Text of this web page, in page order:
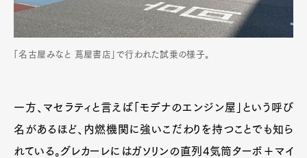
「名古屋みなと 蔦屋書店」で行われた試乗の様子。
一方、マセラティと言えば「モデナのエンジン屋」という呼び
名があるほど、内燃機関に強いこだわりを持つことでも知ら
れている。グレカーレにはガソリンの直列4気筒ターボ＋マイ